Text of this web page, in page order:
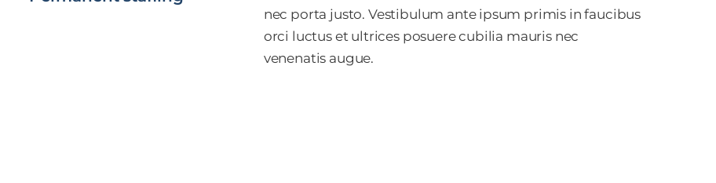
nec porta justo. Vestibulum ante ipsum primis in faucibus
orci luctus et ultrices posuere cubilia mauris nec
venenatis augue.